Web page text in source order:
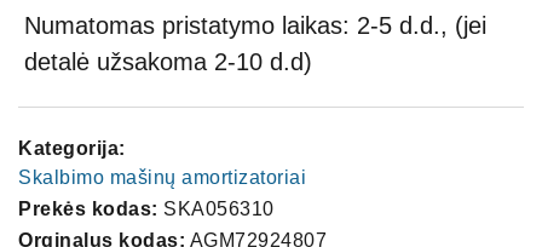
Numatomas pristatymo laikas: 2-5 d.d., (jei
detalė užsakoma 2-10 d.d)
Kategorija:
Skalbimo mašinų amortizatoriai
Prekės kodas: SKA056310
Orginalus kodas: AGM72924807